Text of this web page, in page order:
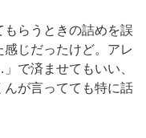
らうときの詰めを誤
じだったけど。アレ
で済ませてもいい、
が言ってても特に話